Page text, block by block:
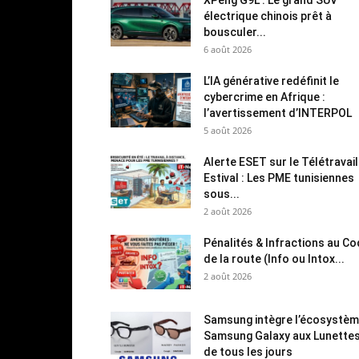
électrique chinois prêt à
bousculer...
6 août 2026
L’IA générative redéfinit le
cybercrime en Afrique :
l’avertissement d’INTERPOL
5 août 2026
Alerte ESET sur le Télétravail
Estival : Les PME tunisiennes
sous...
2 août 2026
Pénalités & Infractions au
de la route (Info ou Intox...
2 août 2026
Samsung intègre
Samsung Galaxy aux
de tous les jours